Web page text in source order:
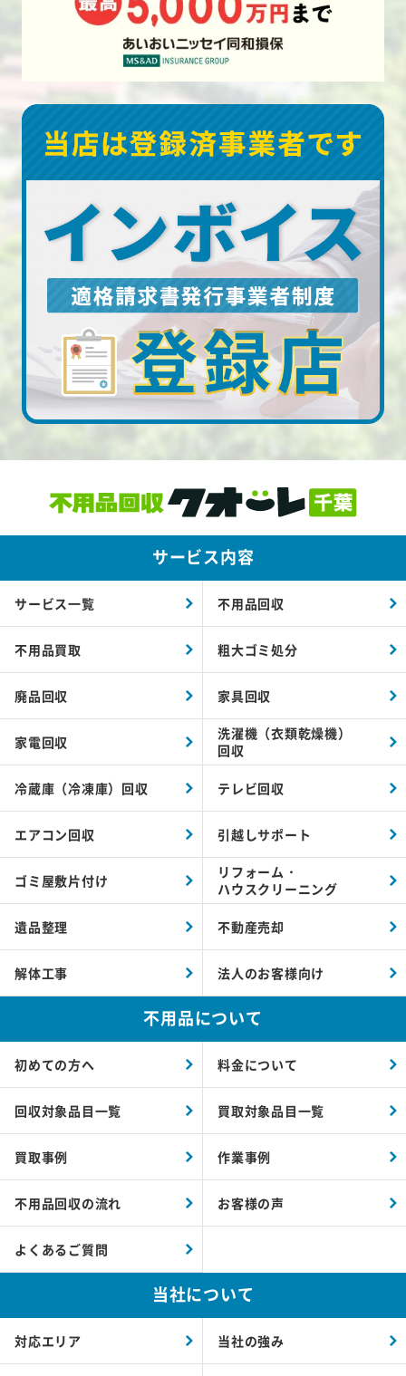
サービス内容
サービス一覧 不用品回収
不用品買取 粗大ゴミ処分
廃品回収 家具回収
家電回収
洗濯機（衣類乾燥機）
回収
冷蔵庫（冷凍庫）回収 テレビ回収
エアコン回収 引越しサポート
ゴミ屋敷片付け
リフォーム・
ハウスクリーニング
遺品整理 不動産売却
解体工事 法人のお客様向け
不用品について
初めての方へ 料金について
回収対象品目一覧 買取対象品目一覧
買取事例 作業事例
不用品回収の流れ お客様の声
よくあるご質問
当社について
対応エリア 当社の強み